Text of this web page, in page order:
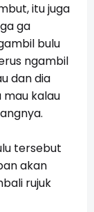
itu juga
ga
bulu
ngambil
dan dia
kalau
tersebut
akan
rujuk